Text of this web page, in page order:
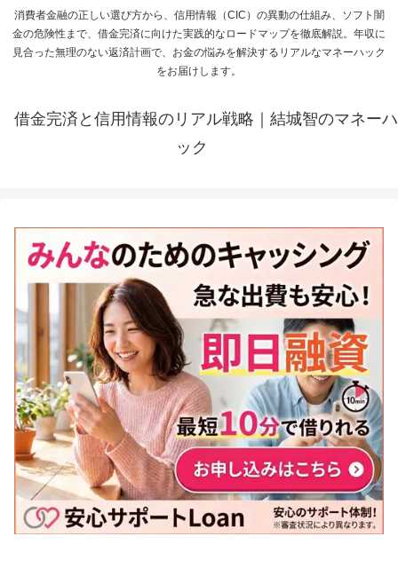
消費者金融の正しい選び方から、信用情報（CIC）の異動の仕組み、ソフト闇
金の危険性まで、借金完済に向けた実践的なロードマップを徹底解説。年収に
見合った無理のない返済計画で、お金の悩みを解決するリアルなマネーハック
をお届けします。
借金完済と信用情報のリアル戦略｜結城智のマネーハ
ック